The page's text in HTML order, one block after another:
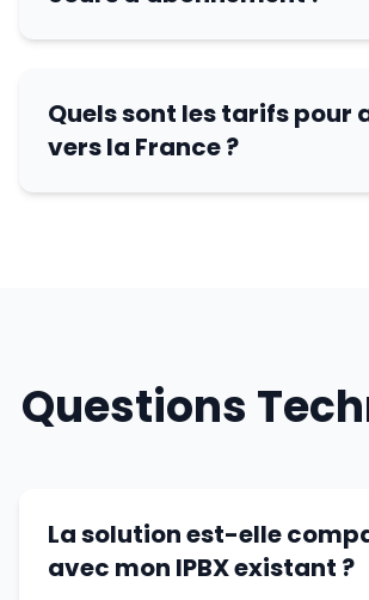
Quels sont les tarifs pour
vers la France ?
Questions
La solution est-elle
avec mon IPBX existant ?